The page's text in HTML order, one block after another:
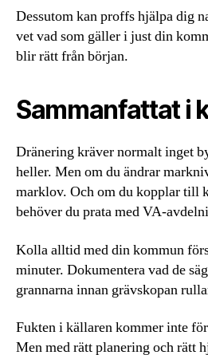
Dessutom kan proffs hjälpa dig
vet vad som gäller i just din
blir rätt från början.
Sammanfattat i
Dränering kräver normalt inget
heller. Men om du ändrar
marklov. Och om du kopplar till
behöver du prata med VA-
Kolla alltid med din kommun
minuter. Dokumentera vad de
grannarna innan grävskopan
Fukten i källaren kommer inte
Men med rätt planering och rätt